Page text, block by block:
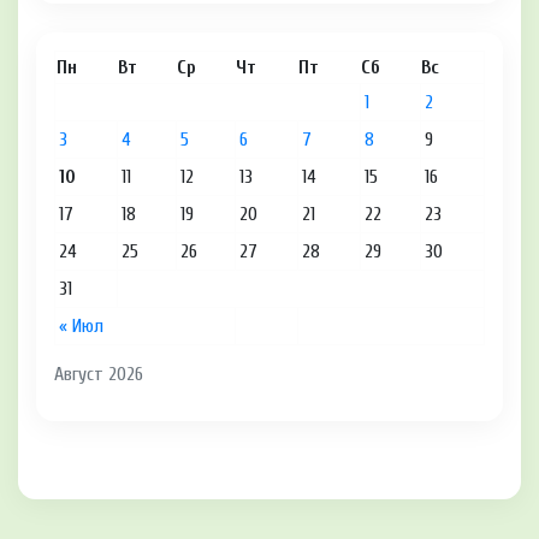
Август 2026
Пн Вт Ср Чт Пт Сб Вс
« Июл
1
2
3
4 5 6 7 8
9
10
11 12 13 14 15
16
17
18 19 20 21 22
23
24
25 26 27 28 29
30
31